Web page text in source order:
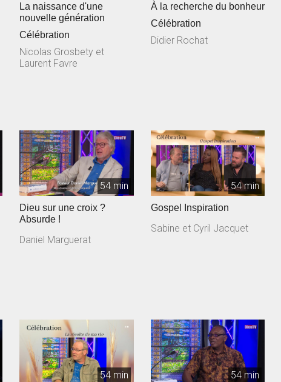
La naissance d'une
nouvelle génération
Célébration
Nicolas Grosbety et
Laurent Favre
À la recherche du bonheur
Célébration
Didier Rochat
54 min
Dieu sur une croix ?
Absurde !
Daniel Marguerat
54 min
Gospel Inspiration
Sabine et Cyril Jacquet
54 min 54 min